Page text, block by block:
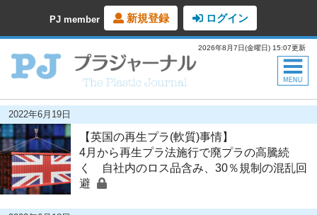
PJ member 新規登録 ログイン
2026年8月7日(金曜日) 15:07更新
2022年6月19日
【英国の再生プラ(軟質)事情】
4月から再生プラ法施行で廃プラの高騰続
く 自社内のロス品含み、30％規制の混乱回
避